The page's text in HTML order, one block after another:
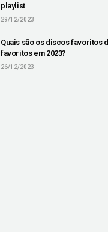
playlist
29/12/2023
Quais são os discos favoritos
favoritos em 2023?
26/12/2023